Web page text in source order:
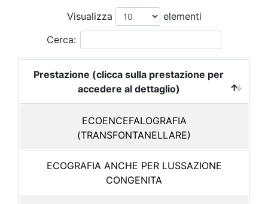
Visualizza
elementi
Cerca:
Prestazione (clicca sulla prestazione per
accedere al dettaglio)
ECOENCEFALOGRAFIA
(TRANSFONTANELLARE)
ECOGRAFIA ANCHE PER LUSSAZIONE
CONGENITA